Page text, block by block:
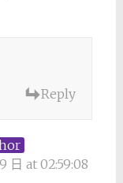
Reply
日 at 02:59:08